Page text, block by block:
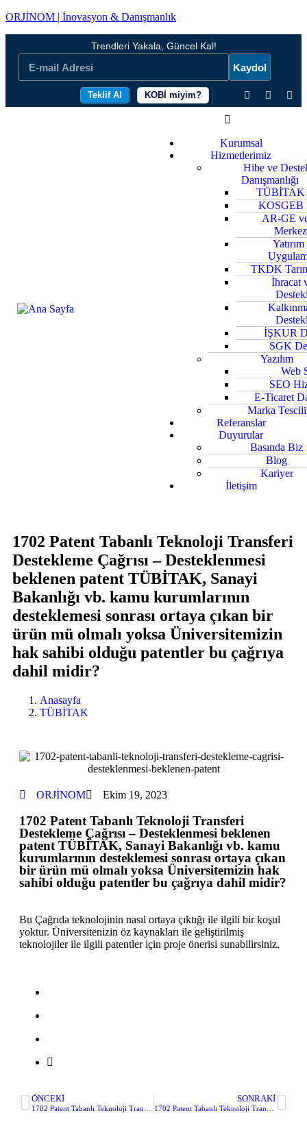
ORJİNOM | İnovasyon & Danışmanlık
Trendleri Yakala, Güncel Kal!
Kaydol
Teklif Al KOBİ miyim?
Kurumsal
Hizmetlerimiz
Hibe ve
Danışmanlığı
TÜBİTAK
KOSGEB
AR-GE
TKDK
İhracat
İŞKUR
SGK
Yazılım
Web
SEO
E-Ticaret
Marka Tescili
Referanslar
Duyurular
Basında Biz
Blog
Kariyer
İletişim
1702 Patent Tabanlı Teknoloji Transferi
Destekleme Çağrısı – Desteklenmesi
beklenen patent TÜBİTAK, Sanayi
Bakanlığı vb. kamu kurumlarının
desteklemesi sonrası ortaya çıkan bir
ürün mü olmalı yoksa Üniversitemizin
hak sahibi olduğu patentler bu çağrıya
dahil midir?
Anasayfa
TÜBİTAK
ORJİNOM Ekim 19, 2023
1702 Patent Tabanlı Teknoloji Transferi
Destekleme Çağrısı – Desteklenmesi beklenen
patent TÜBİTAK, Sanayi Bakanlığı vb. kamu
kurumlarının desteklemesi sonrası ortaya çıkan
bir ürün mü olmalı yoksa Üniversitemizin hak
sahibi olduğu patentler bu çağrıya dahil midir?
Bu Çağrıda teknolojinin nasıl ortaya çıktığı ile ilgili bir koşul
yoktur. Üniversitenizin öz kaynakları ile geliştirilmiş
teknolojiler ile ilgili patentler için proje önerisi sunabilirsiniz.
ÖNCEKI SONRAKI